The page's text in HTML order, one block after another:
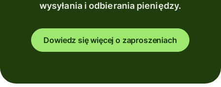
wysyłania i odbierania pieniędzy.
Dowiedz się więcej o zaproszeniach